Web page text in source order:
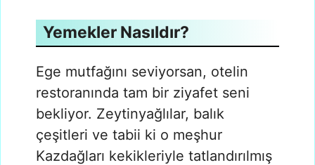
Yemekler Nasıldır?
Ege mutfağını seviyorsan, otelin
restoranında tam bir ziyafet seni
bekliyor. Zeytinyağlılar, balık
çeşitleri ve tabii ki o meşhur
Kazdağları kekikleriyle tatlandırılmış